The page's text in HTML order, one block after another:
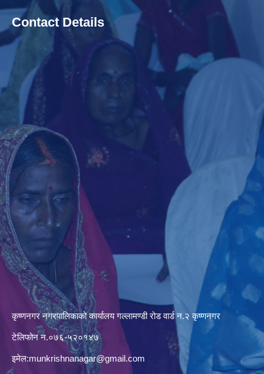
Contact Details
कृष्णनगर नगरपालिकाको कार्यालय गल्लामण्डी रोड वार्ड न.२ कृष्णनगर
टेलिफोन न.०७६-५२०१४७
इमेल:munkrishnanagar@gmail.com